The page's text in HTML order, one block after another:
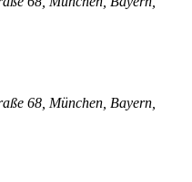
68, München, Bayern,